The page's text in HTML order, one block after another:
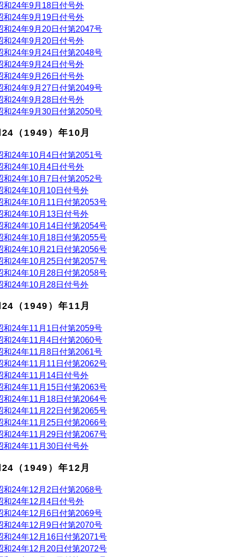
和24年9月18日付号外
和24年9月19日付号外
和24年9月20日付第2047号
和24年9月20日付号外
和24年9月24日付第2048号
和24年9月24日付号外
和24年9月26日付号外
和24年9月27日付第2049号
和24年9月28日付号外
和24年9月30日付第2050号
（1949）年10月
和24年10月4日付第2051号
和24年10月4日付号外
和24年10月7日付第2052号
和24年10月10日付号外
和24年10月11日付第2053号
和24年10月13日付号外
和24年10月14日付第2054号
和24年10月18日付第2055号
和24年10月21日付第2056号
和24年10月25日付第2057号
和24年10月28日付第2058号
和24年10月28日付号外
（1949）年11月
和24年11月1日付第2059号
和24年11月4日付第2060号
和24年11月8日付第2061号
和24年11月11日付第2062号
和24年11月14日付号外
和24年11月15日付第2063号
和24年11月18日付第2064号
和24年11月22日付第2065号
和24年11月25日付第2066号
和24年11月29日付第2067号
和24年11月30日付号外
（1949）年12月
和24年12月2日付第2068号
和24年12月4日付号外
和24年12月6日付第2069号
和24年12月9日付第2070号
和24年12月16日付第2071号
和24年12月20日付第2072号